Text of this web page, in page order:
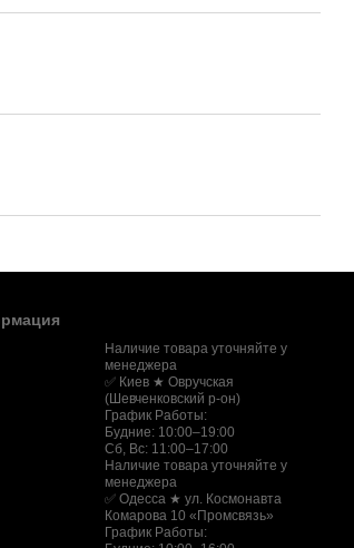
Наличие товара уточняйте у
менеджера
✅ Киев ★ Овручская
(Шевченковский р-он)
График Работы:
Будние: 10:00–19:00
Сб, Вс: 11:00–17:00
Наличие товара уточняйте у
менеджера
✅ Одесса ★ ул. Космонавта
Комарова 10 «Промсвязь»
График Работы: